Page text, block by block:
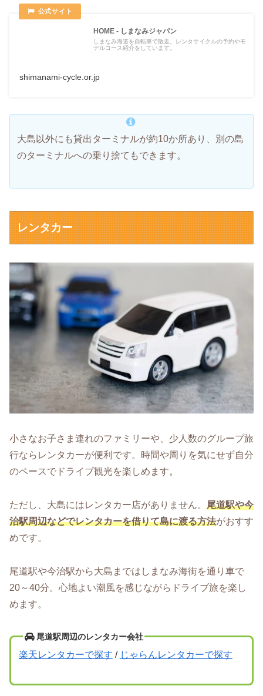
HOME - しまなみジャパン
しまなみ海道を自転車で散走。レンタサイクルの予約やモ
デルコース紹介をしています。
shimanami-cycle.or.jp
大島以外にも貸出ターミナルが約10か所あり、別の島
のターミナルへの乗り捨てもできます。
レンタカー
小さなお子さま連れのファミリーや、少人数のグループ旅
行ならレンタカーが便利です。時間や周りを気にせず自分
のペースでドライブ観光を楽しめます。
ただし、大島にはレンタカー店がありません。 尾道駅や今
治駅周辺などでレンタカーを借りて島に渡る方法がおすす
めです。
尾道駅や今治駅から大島まではしまなみ海街を通り車で
20～40分。心地よい潮風を感じながらドライブ旅を楽し
めます。
尾道駅周辺のレンタカー会社
楽天レンタカーで探す / じゃらんレンタカーで探す